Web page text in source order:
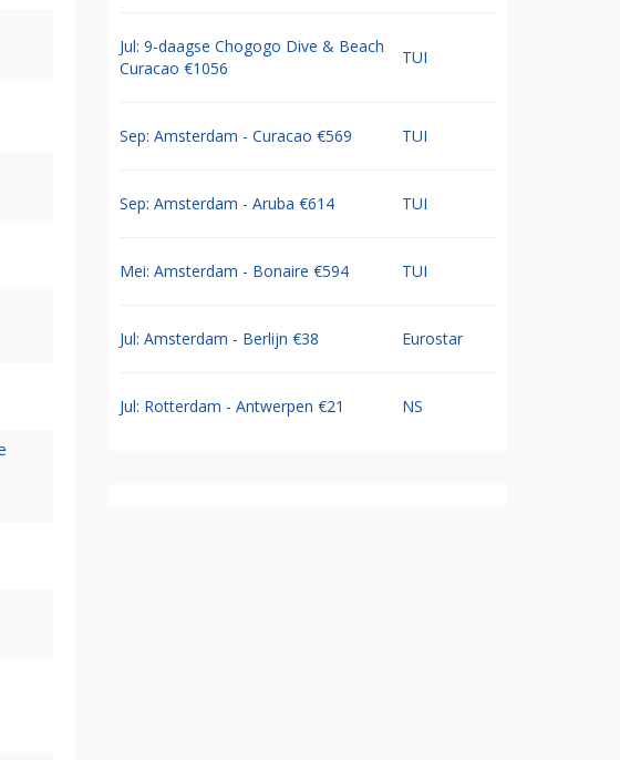
Jul: 9-daagse Chogogo Dive & Beach
Curacao €1056
TUI
Sep: Amsterdam - Curacao €569 TUI
Sep: Amsterdam - Aruba €614 TUI
Mei: Amsterdam - Bonaire €594 TUI
Jul: Amsterdam - Berlijn €38 Eurostar
Jul: Rotterdam - Antwerpen €21 NS